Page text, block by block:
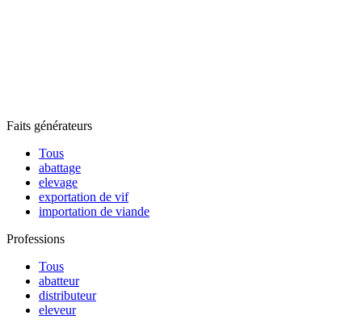
Faits générateurs
Tous
abattage
elevage
exportation de vif
importation de viande
Professions
Tous
abatteur
distributeur
eleveur